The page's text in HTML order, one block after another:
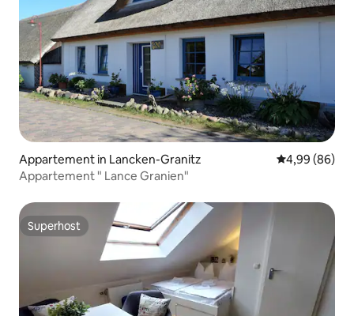
Appartement in Lancken-Granitz Gemiddelde
4,99 (86)
Appartement " Lance Granien"
Superhost
Superhost